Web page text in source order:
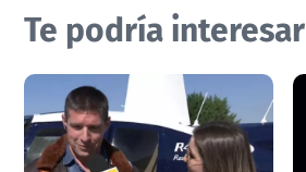
Te podría interesar